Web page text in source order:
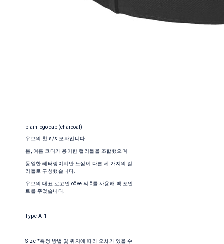
plain logo cap (charcoal)
우브의 첫 s/s 모자입니다.
봄, 여름 코디가 용이한 컬러들을 조합했으며
동일한 레터링이지만 느낌이 다른 세 가지의 컬
러들로 구성했습니다.
우브의 대표 로고인 oöve 의 ö를 사용해 백 포인
트를 주었습니다.
Type A-1
Size *측정 방법 및 위치에 따라 오차가 있을 수